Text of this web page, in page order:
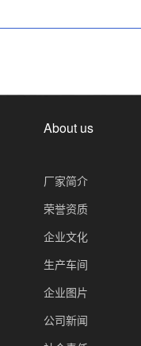
About us
厂家简介
荣誉资质
企业文化
生产车间
企业图片
公司新闻